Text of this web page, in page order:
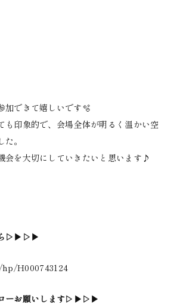
加できて嬉しいです🫧
も印象的で、会場全体が明るく温かい空
。
会を大切にしていきたいと思います♪
ら▷▶︎▷▶︎
H000743124
ーお願いします▷▶︎▷▶︎